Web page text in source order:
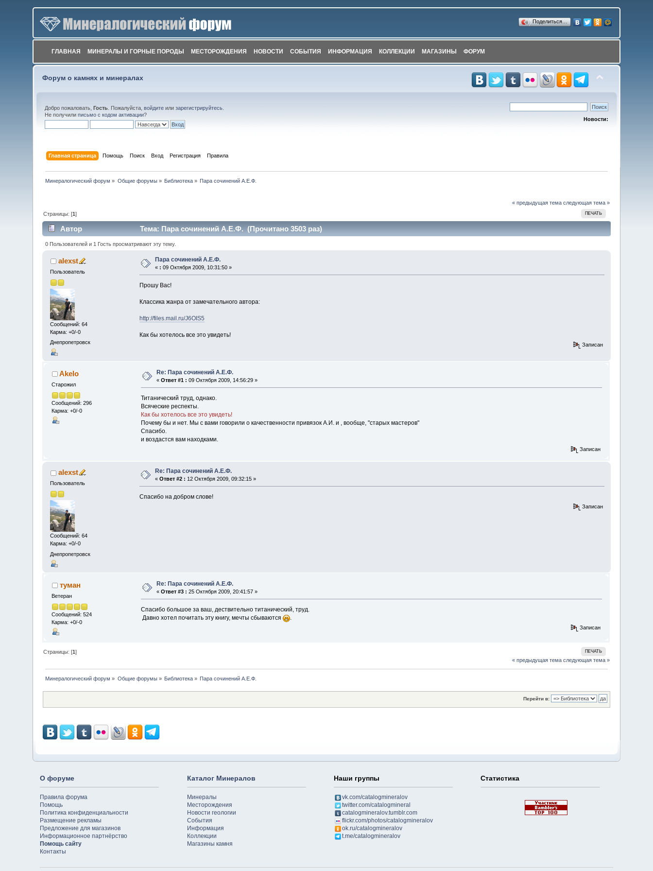
Поделиться…
ГЛАВНАЯ МИНЕРАЛЫ И ГОРНЫЕ ПОРОДЫ МЕСТОРОЖДЕНИЯ НОВОСТИ СОБЫТИЯ ИНФОРМАЦИЯ КОЛЛЕКЦИИ МАГАЗИНЫ ФОРУМ
Форум о камнях и минералах
Добро пожаловать,Гость . Пожалуйста,войдите илизарегистрируйтесь
Не получилиписьмо с кодом активации?
Новости:
Главная страница Помощь Поиск Вход Регистрация Правила
Минералогический форум » Общие форумы» Библиотека » Пара сочинений А.Е.Ф.
« предыдущая тема следующая тема »
ПЕЧАТЬ
Страницы: [1]
Автор Тема: Пара сочинений А.Е.Ф. (Прочитано 3503 раз)
0 Пользователей и 1 Гость просматривают эту тему.
alexst
Пользователь
Сообщений: 64
Карма: +0/-0
Днепропетровск
Пара сочинений А.Е.Ф.
« : 09 Октября 2009, 10:31:50 »
Прошу Вас!
Классика жанра от замечательного автора:
http://files.mail.ru/J6OIS5
Как бы хотелось все это увидеть!
Записан
Akelo
Старожил
Сообщений: 296
Карма: +0/-0
Re: Пара сочинений А.Е.Ф.
«Ответ #1 : 09 Октября 2009, 14:56:29 »
Титанический труд, однако.
Всяческие респекты.
Как бы хотелось все это увидеть!
Почему бы и нет. Мы с вами говорили о качественности привязок А.И. и , вообще, "старых мастеров"
Спасибо.
и воздастся вам находками.
Записан
alexst
Пользователь
Сообщений: 64
Карма: +0/-0
Днепропетровск
Re: Пара сочинений А.Е.Ф.
«Ответ #2 : 12 Октября 2009, 09:32:15 »
Спасибо на добром слове!
Записан
туман
Ветеран
Сообщений: 524
Карма: +0/-0
Re: Пара сочинений А.Е.Ф.
«Ответ #3 : 25 Октября 2009, 20:41:57 »
Спасибо большое за ваш, дествительно титанический, труд.
Давно хотел почитать эту книгу, мечты сбываются
.
Записан
ПЕЧАТЬ
Страницы: [1]
« предыдущая тема следующая тема »
Минералогический форум » Общие форумы» Библиотека » Пара сочинений А.Е.Ф.
Перейти в:
О форуме
Правила форума
Помощь
Политика конфиденциальности
Размещение рекламы
Предложение для магазинов
Информационное партнёрство
Помощь сайту
Контакты
Каталог Минералов
Минералы
Месторождения
Новости геологии
События
Информация
Коллекции
Магазины камня
Наши группы
vk.com/catalogmineralov
twitter.com/catalogmineral
catalogmineralov.tumblr.com
flickr.com/photos/catalogmineralov
ok.ru/catalogmineralov
t.me/catalogmineralov
Статистика